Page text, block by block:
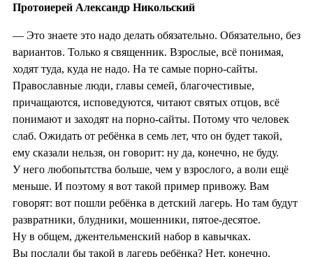
Протоиерей Александр Никольский
— Это знаете это надо делать обязательно. Обязательно, без
вариантов. Только я священник. Взрослые, всё понимая,
ходят туда, куда не надо. На те самые порно-сайты.
Православные люди, главы семей, благочестивые,
причащаются, исповедуются, читают святых отцов, всё
понимают и заходят на порно-сайты. Потому что человек
слаб. Ожидать от ребёнка в семь лет, что он будет такой,
ему сказали нельзя, он говорит: ну да, конечно, не буду.
У него любопытства больше, чем у взрослого, а воли ещё
меньше. И поэтому я вот такой пример привожу. Вам
говорят: вот пошли ребёнка в детский лагерь. Но там будут
развратники, блудники, мошенники, пятое-десятое.
Ну в общем, джентельменский набор в кавычках.
Вы послали бы такой в лагерь ребёнка? Нет, конечно.